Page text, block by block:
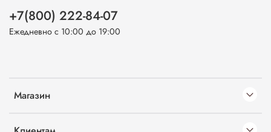
Магазин
+7(800) 222-84-07
Ежедневно с 10:00 до 19:00